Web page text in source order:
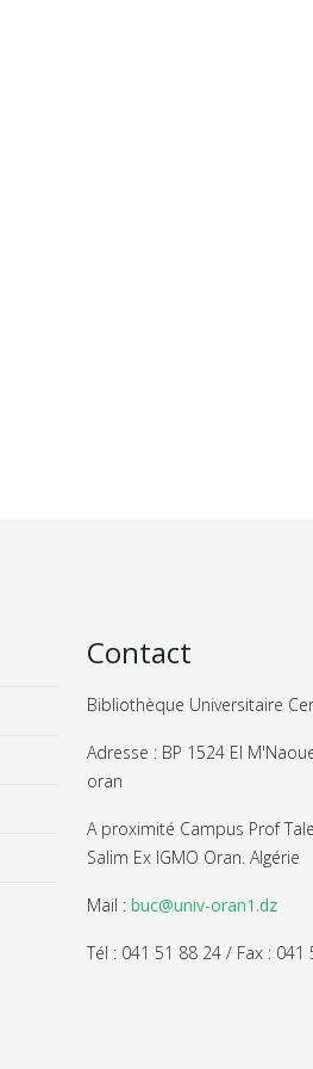
Contact
Bibliothèque Universitaire
Adresse : BP 1524 El
oran
A proximité Campus Prof
Salim Ex IGMO Oran. Algérie
Mail : buc@univ-oran1.dz
Tél : 041 51 88 24 / Fax : 041